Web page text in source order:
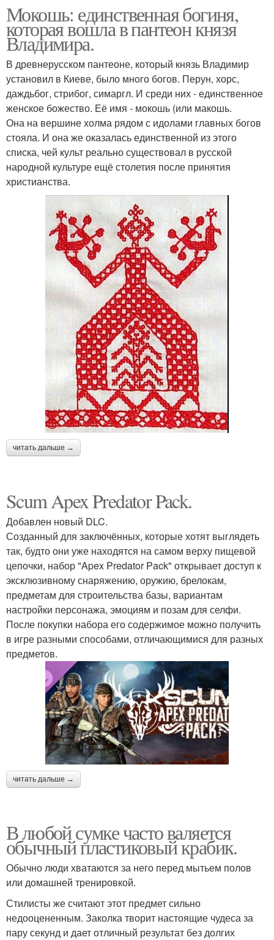
Мокошь: единственная богиня,
которая вошла в пантеон князя
Владимира.
В древнерусском пантеоне, который князь Владимир
установил в Киеве, было много богов. Перун, хорс,
даждьбог, стрибог, симаргл. И среди них - единственное
женское божество. Её имя - мокошь (или макошь.
Она на вершине холма рядом с идолами главных богов
стояла. И она же оказалась единственной из этого
списка, чей культ реально существовал в русской
народной культуре ещё столетия после принятия
христианства.
читать дальше →
Scum Apex Predator Pack.
Добавлен новый DLC.
Созданный для заключённых, которые хотят выглядеть
так, будто они уже находятся на самом верху пищевой
цепочки, набор "Apex Predator Pack" открывает доступ к
эксклюзивному снаряжению, оружию, брелокам,
предметам для строительства базы, вариантам
настройки персонажа, эмоциям и позам для селфи.
После покупки набора его содержимое можно получить
в игре разными способами, отличающимися для разных
предметов.
читать дальше →
В любой сумке часто валяется
обычный пластиковый крабик.
Обычно люди хватаются за него перед мытьем полов
или домашней тренировкой.
Стилисты же считают этот предмет сильно
недооцененным. Заколка творит настоящие чудеса за
пару секунд и дает отличный результат без долгих